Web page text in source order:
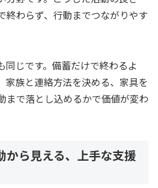
終わらず、行動までつながりやす
同じです。備蓄だけで終わるよ
家族と連絡方法を決める、家具を
まで落とし込めるかで価値が変わ
から見える、上手な支援